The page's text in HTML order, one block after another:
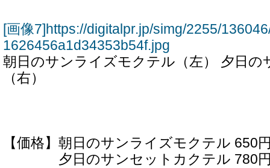
[画像7]https://digitalpr.jp/simg/2255/
1626456a1d34353b54f.jpg
朝日のサンライズモクテル（左） 夕日
（右）
【価格】朝日のサンライズモクテル 650
夕日のサンセットカクテル 780円